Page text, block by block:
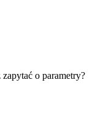
o parametry?